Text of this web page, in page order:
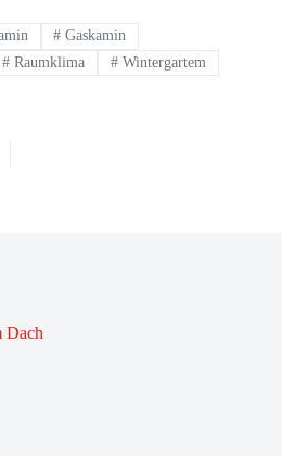
# Gaskamin
# Raumklima # Wintergartem